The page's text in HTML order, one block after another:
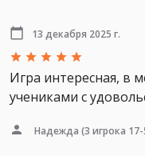
13 декабря 2025 г.
Игра интересная, в
учениками с
Надежда (3 игрока